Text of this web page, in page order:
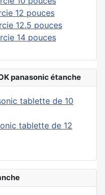
12 pouces
12.5 pouces
14 pouces
panasonic étanche
tablette de 10
tablette de 12